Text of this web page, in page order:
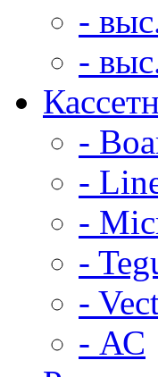
-
-
-
-
-
-
-
- АС